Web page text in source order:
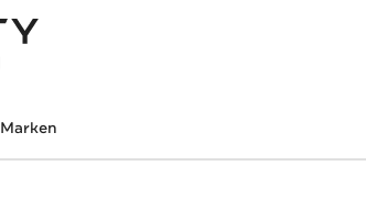
Marken